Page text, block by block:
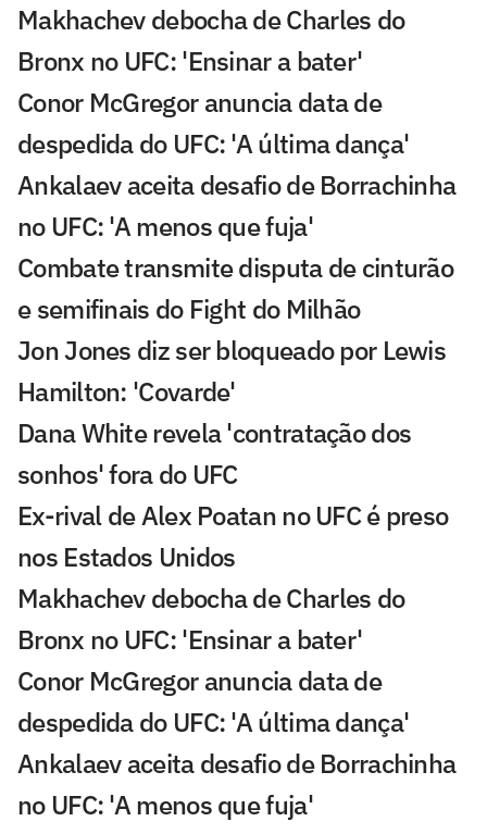
Makhachev debocha de Charles do
Bronx no UFC: 'Ensinar a bater'
Conor McGregor anuncia data de
despedida do UFC: 'A última dança'
Ankalaev aceita desafio de Borrachinha
no UFC: 'A menos que fuja'
Combate transmite disputa de cinturão
e semifinais do Fight do Milhão
Jon Jones diz ser bloqueado por Lewis
Hamilton: 'Covarde'
Dana White revela 'contratação dos
sonhos' fora do UFC
Ex-rival de Alex Poatan no UFC é preso
nos Estados Unidos
Makhachev debocha de Charles do
Bronx no UFC: 'Ensinar a bater'
Conor McGregor anuncia data de
despedida do UFC: 'A última dança'
Ankalaev aceita desafio de Borrachinha
no UFC: 'A menos que fuja'